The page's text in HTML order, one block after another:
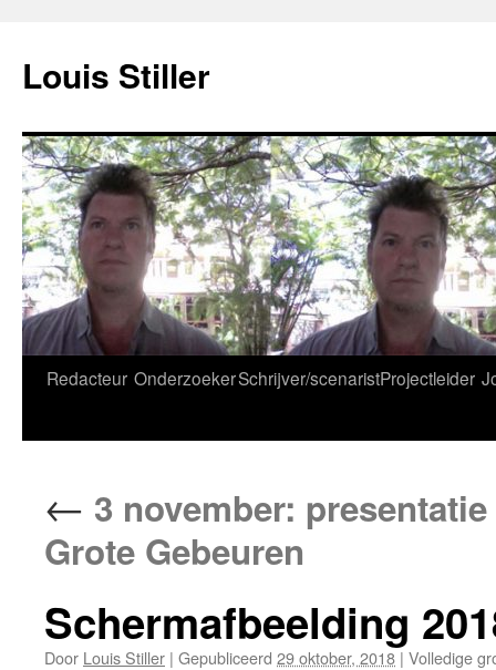
inhoud
Louis Stiller
Redacteur OnderzoekerSchrijver/scenaristProjectleider
← 3 november:
Grote Gebeuren
Schermafbeelding
Door Louis Stiller | Gepubliceerd 29 oktober, 2018 | Volledige